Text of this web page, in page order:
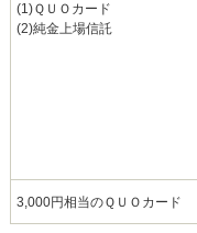
(1)ＱＵＯカード
(2)純金上場信託
3,000円相当のＱＵＯカード